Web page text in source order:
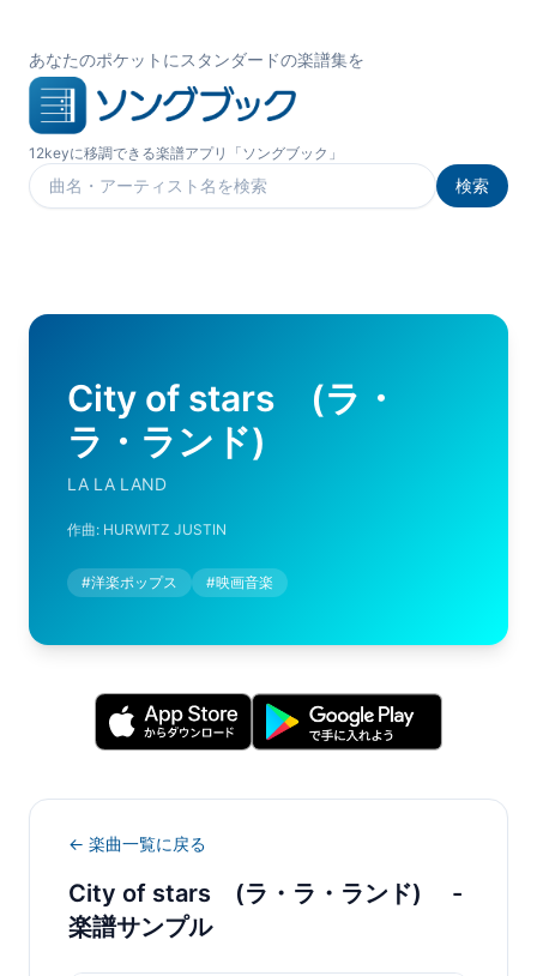
あなたのポケットにスタンダードの楽譜集を
12keyに移調できる楽譜アプリ「ソングブック」
楽曲を検索
検索
City of stars (ラ・
ラ・ランド)
LA LA LAND
作曲: HURWITZ JUSTIN
#洋楽ポップス #映画音楽
← 楽曲一覧に戻る
City of stars (ラ・ラ・ランド)
-
楽譜サンプル